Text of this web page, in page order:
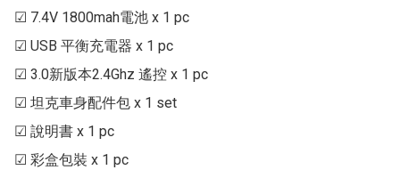
☑ 7.4V 1800mah電池 x 1 pc
☑ USB 平衡充電器 x 1 pc
☑ 3.0新版本2.4Ghz 遙控 x 1 pc
☑ 坦克車身配件包 x 1 set
☑ 說明書 x 1 pc
☑ 彩盒包裝 x 1 pc